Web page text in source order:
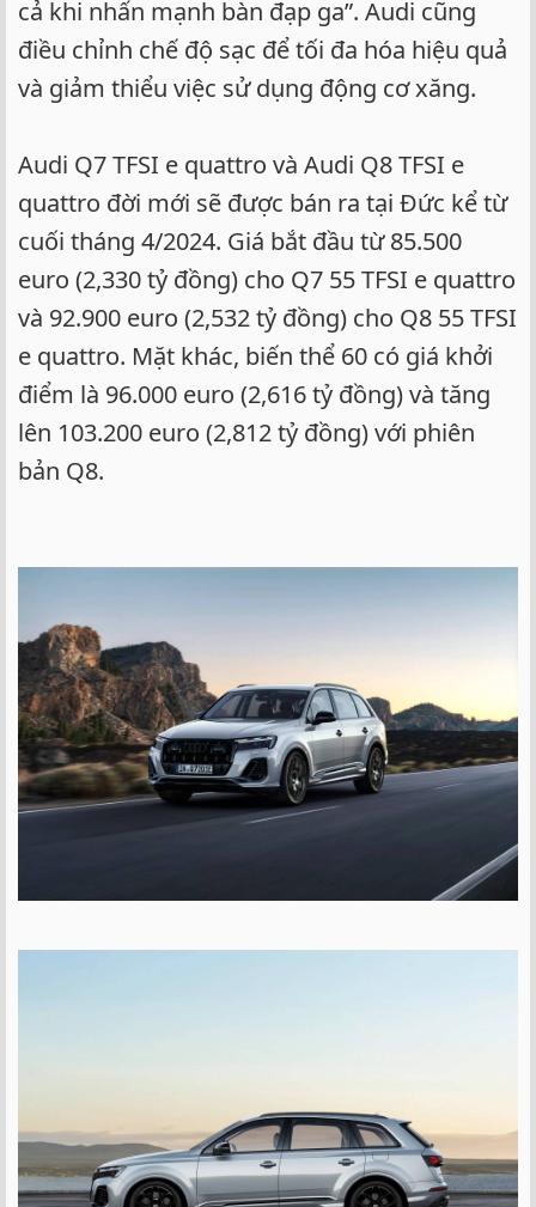
cả khi nhấn mạnh bàn đạp ga”. Audi cũng
điều chỉnh chế độ sạc để tối đa hóa hiệu quả
và giảm thiểu việc sử dụng động cơ xăng.
Audi Q7 TFSI e quattro và Audi Q8 TFSI e
quattro đời mới sẽ được bán ra tại Đức kể từ
cuối tháng 4/2024. Giá bắt đầu từ 85.500
euro (2,330 tỷ đồng) cho Q7 55 TFSI e quattro
và 92.900 euro (2,532 tỷ đồng) cho Q8 55 TFSI
e quattro. Mặt khác, biến thể 60 có giá khởi
điểm là 96.000 euro (2,616 tỷ đồng) và tăng
lên 103.200 euro (2,812 tỷ đồng) với phiên
bản Q8.